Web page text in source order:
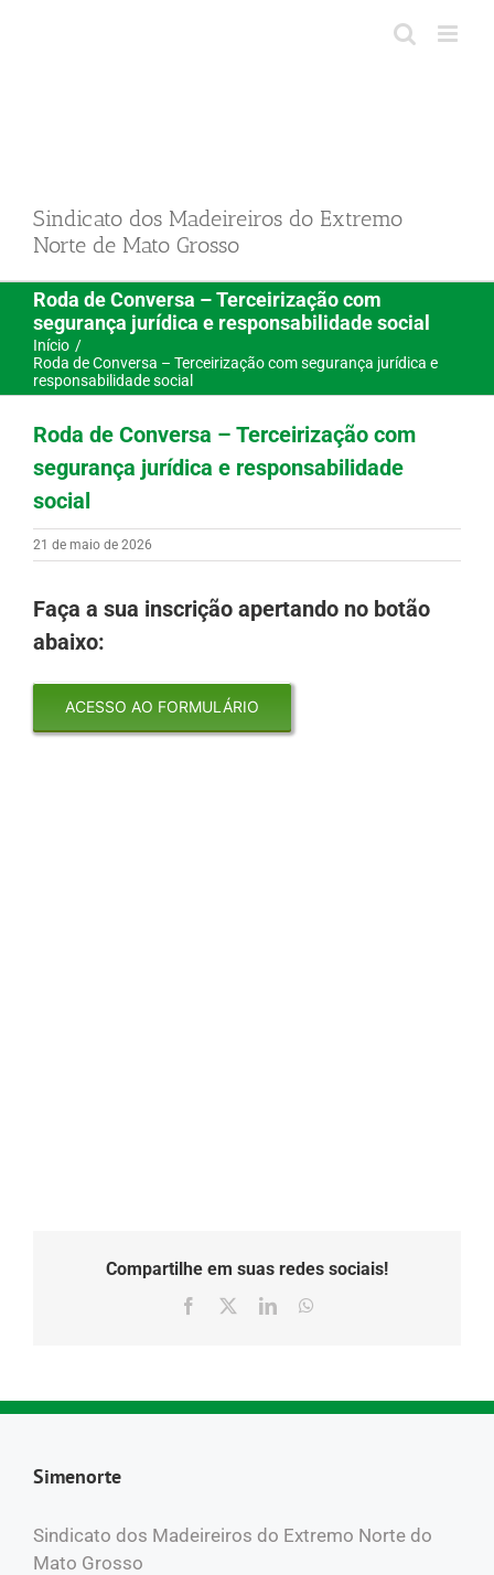
Sindicato dos Madeireiros do Extremo
Norte de Mato Grosso
Roda de Conversa – Terceirização com
segurança jurídica e responsabilidade social
Início
Roda de Conversa – Terceirização com segurança jurídica e
responsabilidade social
Roda de Conversa – Terceirização com
segurança jurídica e responsabilidade
social
21 de maio de 2026
Faça a sua inscrição apertando no botão
abaixo:
ACESSO AO FORMULÁRIO
Compartilhe em suas redes sociais!
Facebook LinkedIn
Simenorte
Sindicato dos Madeireiros do Extremo Norte do
Mato Grosso